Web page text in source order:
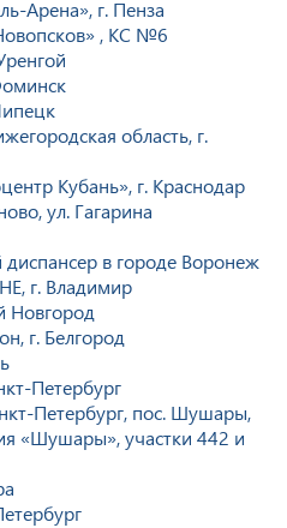
Арена», г. Пенза
, КС №6
область, г.
Кубань», г. Краснодар
ул. Гагарина
в городе Воронеж
г. Владимир
Новгород
г. Белгород
Петербург
Петербург, пос. Шушары,
«Шушары», участки 442 и